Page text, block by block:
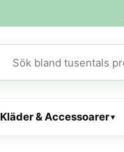
Kläder & Accessoarer▾